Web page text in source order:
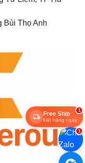
Bùi Thọ Anh
1
Free Ship
Đặt hàng ngay
1